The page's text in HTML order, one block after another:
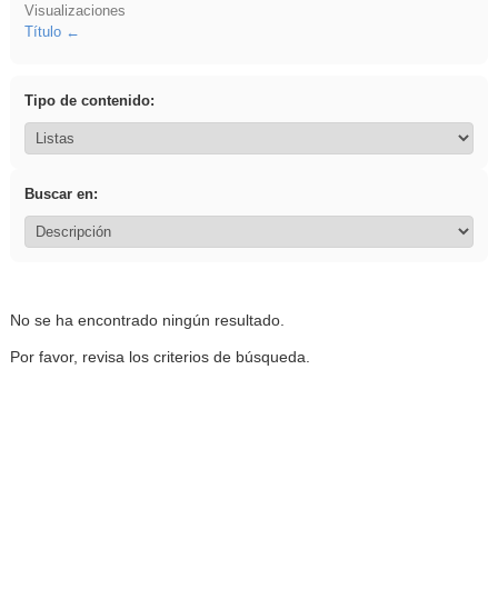
Visualizaciones
Título
Tipo de contenido:
Buscar en:
No se ha encontrado ningún resultado.
Por favor, revisa los criterios de búsqueda.